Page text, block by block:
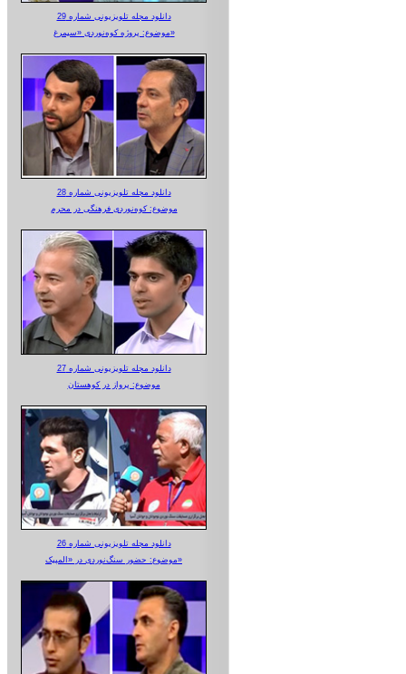
دانلود مجله تلویزیونی شماره 29
موضوع: پروژه کوه‌نوردی «سیمرغ»
دانلود مجله تلویزیونی شماره 28
موضوع: کوه‌نوردی فرهنگی در محرم
دانلود مجله تلویزیونی شماره 27
موضوع: پرواز در کوهستان
دانلود مجله تلویزیونی شماره 26
موضوع: حضور سنگ‌نوردی در «المپیک»